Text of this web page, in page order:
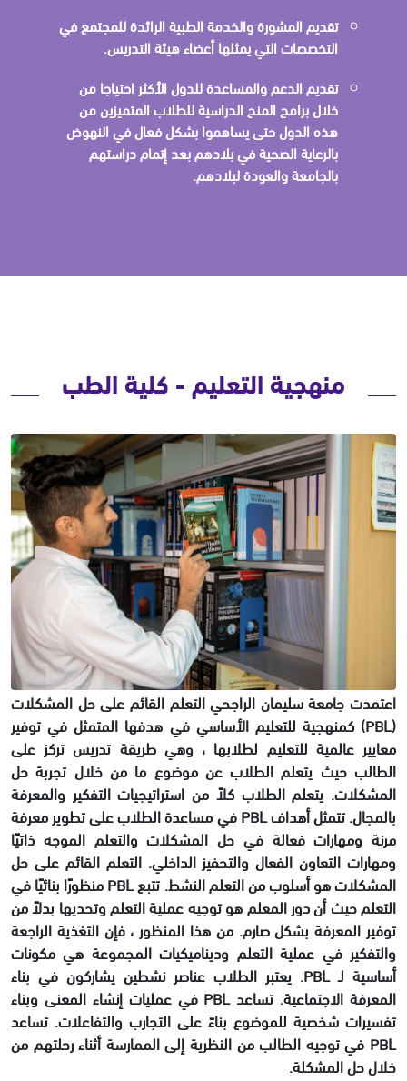
تقديم المشورة والخدمة الطبية الرائدة للمجتمع في
التخصصات التي يمثلها أعضاء هيئة التدريس.
تقديم الدعم والمساعدة للدول الأكثر احتياجا من
خلال برامج المنح الدراسية للطلاب المتميزين من
هذه الدول حتى يساهموا بشكل فعال في النهوض
بالرعاية الصحية في بلادهم بعد إتمام دراستهم
بالجامعة والعودة لبلادهم.
منهجية التعليم - كلية الطب
اعتمدت جامعة سليمان الراجحي التعلم القائم على حل المشكلات
(PBL) كمنهجية للتعليم الأساسي في هدفها المتمثل في توفير
معايير عالمية للتعليم لطلابها ، وهي طريقة تدريس تركز على
الطالب حيث يتعلم الطلاب عن موضوع ما من خلال تجربة حل
المشكلات. يتعلم الطلاب كلاً من استراتيجيات التفكير والمعرفة
بالمجال. تتمثل أهداف PBL في مساعدة الطلاب على تطوير معرفة
مرنة ومهارات فعالة في حل المشكلات والتعلم الموجه ذاتيًا
ومهارات التعاون الفعال والتحفيز الداخلي. التعلم القائم على حل
المشكلات هو أسلوب من التعلم النشط. تتبع PBL منظورًا بنائيًا في
التعلم حيث أن دور المعلم هو توجيه عملية التعلم وتحديها بدلاً من
توفير المعرفة بشكل صارم. من هذا المنظور ، فإن التغذية الراجعة
والتفكير في عملية التعلم وديناميكيات المجموعة هي مكونات
أساسية لـ PBL. يعتبر الطلاب عناصر نشطين يشاركون في بناء
المعرفة الاجتماعية. تساعد PBL في عمليات إنشاء المعنى وبناء
تفسيرات شخصية للموضوع بناءً على التجارب والتفاعلات. تساعد
PBL في توجيه الطالب من النظرية إلى الممارسة أثناء رحلتهم من
خلال حل المشكلة.